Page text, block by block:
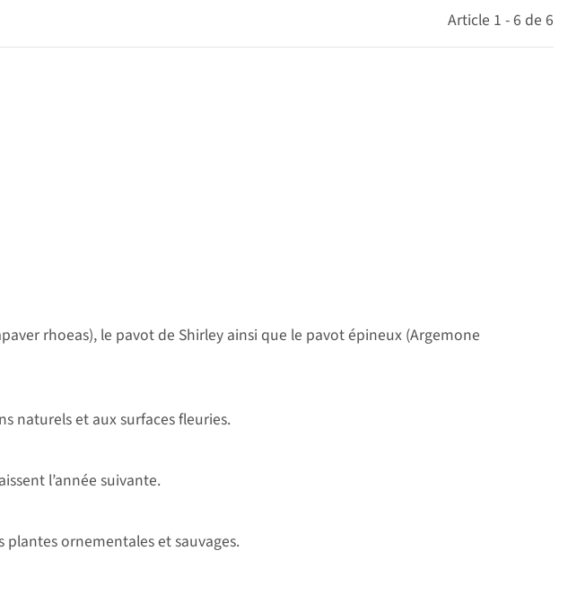
Article 1 - 6 de 6
rhoeas), le pavot de Shirley ainsi que le pavot épineux (Argemone
naturels et aux surfaces fleuries.
l’année suivante.
plantes ornementales et sauvages.